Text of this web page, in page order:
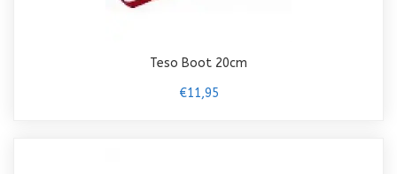
Teso Boot 20cm
€11,95